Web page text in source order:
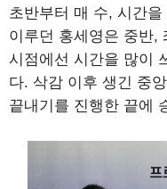
초반부터 매 수, 시간
이루던 홍세영은 중반,
시점에선 시간을 많이
다. 삭감 이후 생긴 중
끝내기를 진행한 끝에